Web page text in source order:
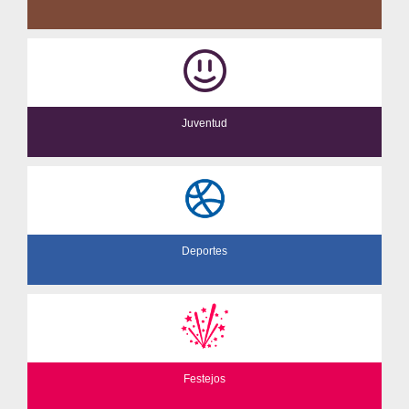
Juventud
Deportes
Festejos